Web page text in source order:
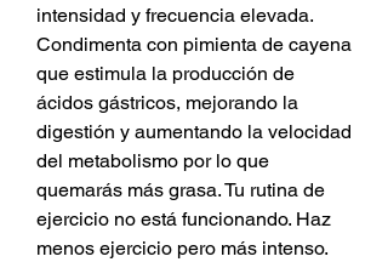
intensidad y frecuencia elevada.
Condimenta con pimienta de cayena
que estimula la producción de
ácidos gástricos, mejorando la
digestión y aumentando la velocidad
del metabolismo por lo que
quemarás más grasa. Tu rutina de
ejercicio no está funcionando. Haz
menos ejercicio pero más intenso.